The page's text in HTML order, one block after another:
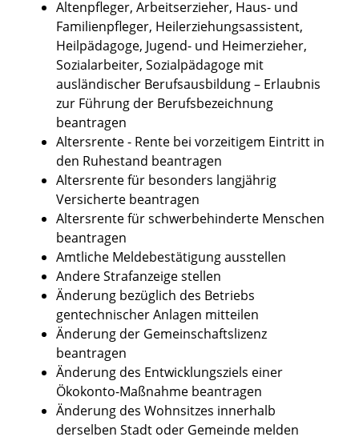
Altenpfleger, Arbeitserzieher, Haus- und
Familienpfleger, Heilerziehungsassistent,
Heilpädagoge, Jugend- und Heimerzieher,
Sozialarbeiter, Sozialpädagoge mit
ausländischer Berufsausbildung – Erlaubnis
zur Führung der Berufsbezeichnung
beantragen
Altersrente - Rente bei vorzeitigem Eintritt in
den Ruhestand beantragen
Altersrente für besonders langjährig
Versicherte beantragen
Altersrente für schwerbehinderte Menschen
beantragen
Amtliche Meldebestätigung ausstellen
Andere Strafanzeige stellen
Änderung bezüglich des Betriebs
gentechnischer Anlagen mitteilen
Änderung der Gemeinschaftslizenz
beantragen
Änderung des Entwicklungsziels einer
Ökokonto-Maßnahme beantragen
Änderung des Wohnsitzes innerhalb
derselben Stadt oder Gemeinde melden